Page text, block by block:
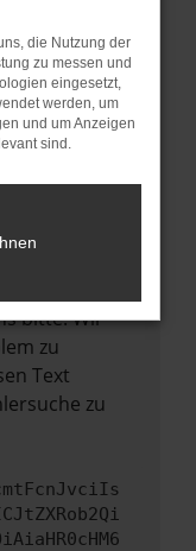
beheben.
und dein
Stand
nur ein
nicht
Schritte
bitte. Wir
zu
Text
zu
die Nutzung der
zu messen und
eingesetzt,
werden, um
und um Anzeigen
sind.